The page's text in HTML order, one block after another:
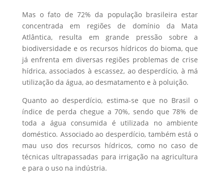
Mas o fato de 72% da população brasileira estar
concentrada em regiões de domínio da Mata
Atlântica, resulta em grande pressão sobre a
biodiversidade e os recursos hídricos do bioma, que
já enfrenta em diversas regiões problemas de crise
hídrica, associados à escassez, ao desperdício, à má
utilização da água, ao desmatamento e à poluição.
Quanto ao desperdício, estima-se que no Brasil o
índice de perda chegue a 70%, sendo que 78% de
toda a água consumida é utilizada no ambiente
doméstico. Associado ao desperdício, também está o
mau uso dos recursos hídricos, como no caso de
técnicas ultrapassadas para irrigação na agricultura
e para o uso na indústria.